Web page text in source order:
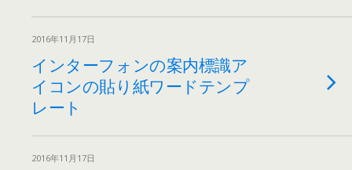
2016年11月17日
インターフォンの案内標識ア
イコンの貼り紙ワードテンプ
レート
2016年11月17日